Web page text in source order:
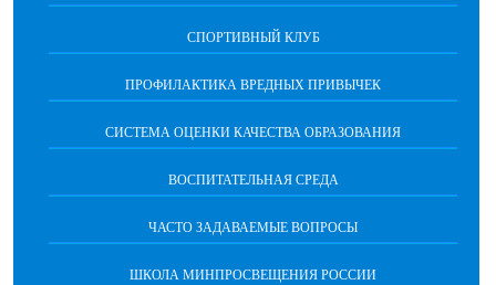
СПОРТИВНЫЙ КЛУБ
ПРОФИЛАКТИКА ВРЕДНЫХ ПРИВЫЧЕК
CИСТЕМА ОЦЕНКИ КАЧЕСТВА ОБРАЗОВАНИЯ
ВОСПИТАТЕЛЬНАЯ СРЕДА
ЧАСТО ЗАДАВАЕМЫЕ ВОПРОСЫ
ШКОЛА МИНПРОСВЕЩЕНИЯ РОССИИ